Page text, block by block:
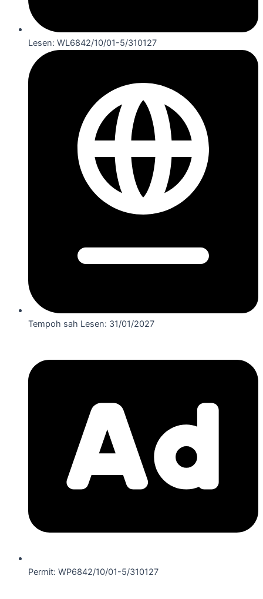
Lesen: WL6842/10/01-5/310127
Tempoh sah Lesen: 31/01/2027
Permit: WP6842/10/01-5/310127